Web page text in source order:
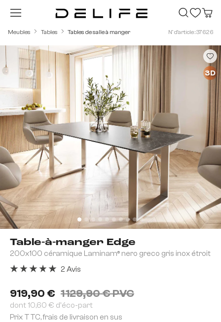
Passer au contenu principal
Meubles Tables Tables de salle à manger N° d'article : 37626
Table-à-manger Edge
200x100 céramique Laminam® nero greco gris inox étroit
919,90 € 1 129,90 € PVC
dont 10,60 € d'éco-part
Prix TTC, frais de livraison en sus
2 Avis
Ignorer la galerie d'images
3D